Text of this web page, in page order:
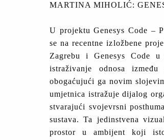
MARTINA MIHOLIĆ:
U projektu Genesys Code –
se na recentne izložbene
Zagrebu i Genesys Code
istraživanje odnosa
obogaćujući ga novim
umjetnica istražuje dijalog
stvarajući svojevrsni
sustava. Ta jedinstvena
prostor u ambijent koji